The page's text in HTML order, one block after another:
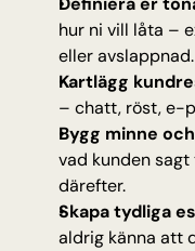
hur ni vill låta –
eller avslappnad.
Kartlägg
– chatt, röst, e-
Bygg minne
vad kunden
därefter.
Skapa tydliga
aldrig känna att